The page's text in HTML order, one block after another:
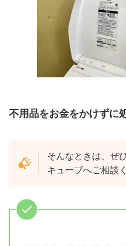
不用品をお金をかけずに
そんなときは、ぜ
キューブへご相談